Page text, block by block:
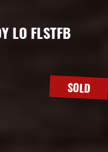
LO FLSTFB
SOLD